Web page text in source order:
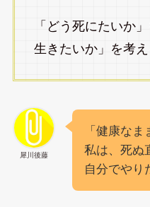
「どう死にたいか
生きたいか」を考え
犀川後藤
「健康な
私は、死ぬ
自分でやり